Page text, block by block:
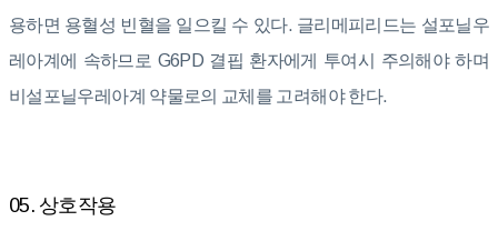
용하면 용혈성 빈혈을 일으킬 수 있다. 글리메피리드는 설포닐우
레아계에 속하므로 G6PD 결핍 환자에게 투여시 주의해야 하며
비설포닐우레아계 약물로의 교체를 고려해야 한다.
05. 상호작용